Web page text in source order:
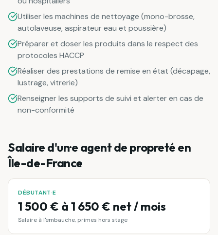
Utiliser les machines de nettoyage (mono-brosse,
autolaveuse, aspirateur eau et poussière)
Préparer et doser les produits dans le respect des
protocoles HACCP
Réaliser des prestations de remise en état (décapage,
lustrage, vitrerie)
Renseigner les supports de suivi et alerter en cas de
non-conformité
Salaire d'un·e agent de propreté en
Île-de-France
DÉBUTANT·E
1 500 € à 1 650 € net / mois
Salaire à l'embauche, primes hors stage